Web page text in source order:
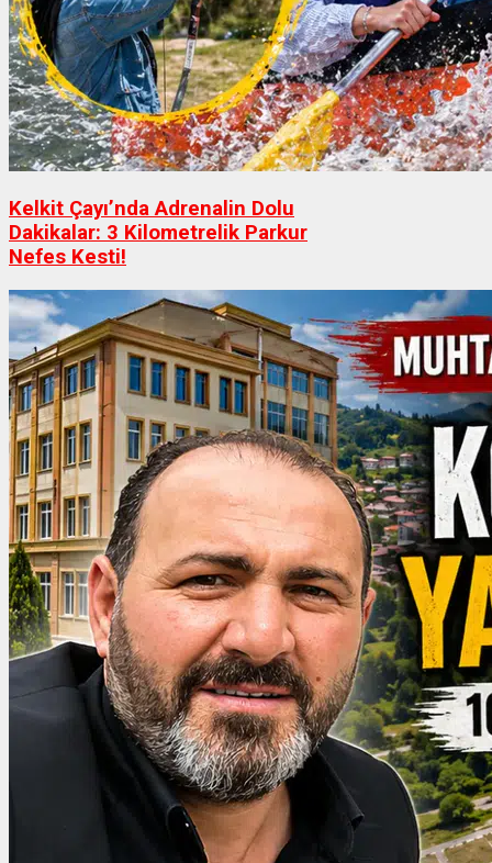
Kelkit Çayı’nda Adrenalin Dolu
Dakikalar: 3 Kilometrelik Parkur
Nefes Kesti!